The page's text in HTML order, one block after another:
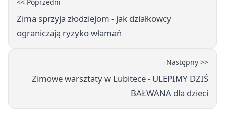
Zima sprzyja złodziejom - jak działkowcy
ograniczają ryzyko włamań
Następny >>
Zimowe warsztaty w Lubitece - ULEPIMY DZIŚ
BAŁWANA dla dzieci